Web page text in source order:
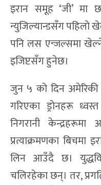
इरान समूह ‘जी’
न्युजिल्यान्डसँग
पनि लस एन्जल्समा
इजिप्टसँग हुनेछ।
जुन ५ को दिन अमेरिकी
गरिएका ड्रोनहरू
निगरानी
प्रत्याक्रमणका बिचमा
लिन आउँदै छ।
चलिरहेका छन्। तर,